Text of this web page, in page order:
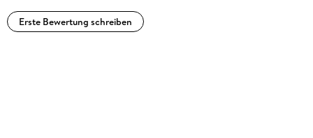
Erste Bewertung schreiben